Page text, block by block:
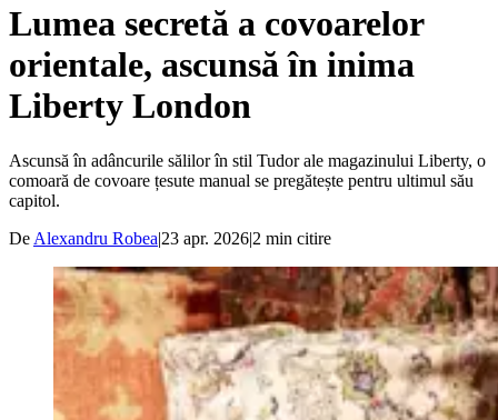
Lumea secretă a covoarelor
orientale, ascunsă în inima
Liberty London
Ascunsă în adâncurile sălilor în stil Tudor ale magazinului Liberty, o
comoară de covoare țesute manual se pregătește pentru ultimul său
capitol.
De Alexandru Robea|23 apr. 2026|2 min citire